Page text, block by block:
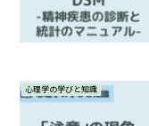
心理学の学びと知識